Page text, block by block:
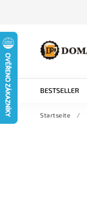
BESTSELLER
Startseite /